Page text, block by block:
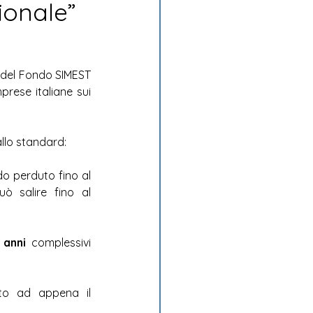
Fondo SIMEST
italiane sui
standard:
anni complessivi